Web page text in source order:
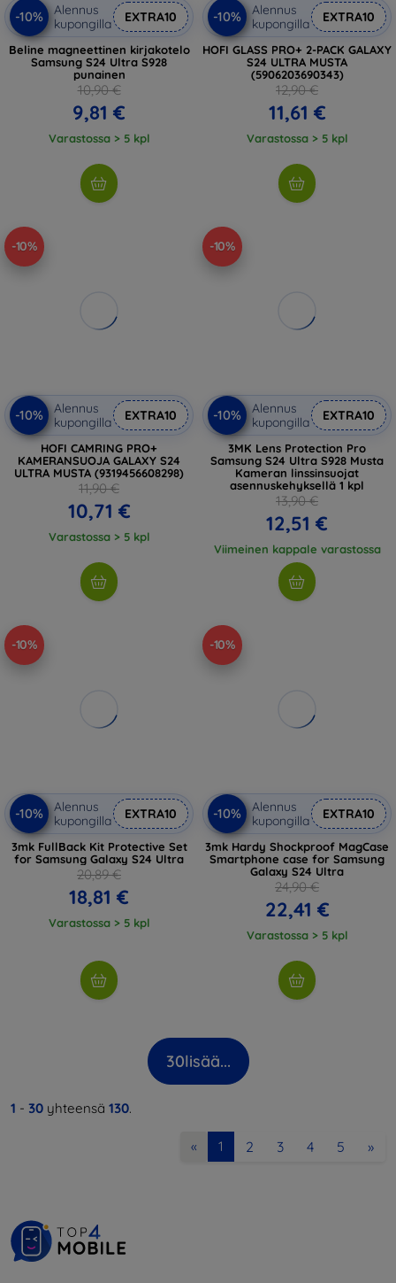
-10%
Alennus
kupongilla
EXTRA10
Beline magneettinen kirjakotelo
Samsung S24 Ultra S928
punainen
10,90 €
9,81 €
Varastossa > 5 kpl
-10%
Alennus
kupongilla
EXTRA10
HOFI GLASS PRO+ 2-PACK GALAXY
S24 ULTRA MUSTA
(5906203690343)
12,90 €
11,61 €
Varastossa > 5 kpl
-10%
-10%
Alennus
kupongilla
EXTRA10
HOFI CAMRING PRO+
KAMERANSUOJA GALAXY S24
ULTRA MUSTA (9319456608298)
11,90 €
10,71 €
Varastossa > 5 kpl
-10%
-10%
Alennus
kupongilla
EXTRA10
3MK Lens Protection Pro
Samsung S24 Ultra S928 Musta
Kameran linssinsuojat
asennuskehyksellä 1 kpl
13,90 €
12,51 €
Viimeinen kappale varastossa
-10%
-10%
Alennus
kupongilla
EXTRA10
3mk FullBack Kit Protective Set
for Samsung Galaxy S24 Ultra
20,89 €
18,81 €
Varastossa > 5 kpl
-10%
-10%
Alennus
kupongilla
EXTRA10
3mk Hardy Shockproof MagCase
Smartphone case for Samsung
Galaxy S24 Ultra
24,90 €
22,41 €
Varastossa > 5 kpl
30lisää...
1 - 30 yhteensä 130.
« 1 2 3 4 5 »